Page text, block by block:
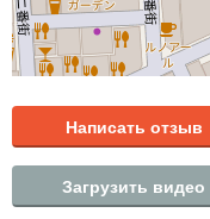
Написать отзыв
Загрузить видео